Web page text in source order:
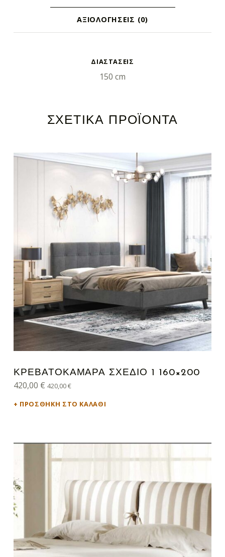
ΑΞΙΟΛΟΓΉΣΕΙΣ (0)
ΔΙΑΣΤΑΣΕΙΣ
150 cm
ΣΧΕΤΙΚΆ ΠΡΟΪΌΝΤΑ
ΚΡΕΒΑΤΟΚΑΜΑΡΑ ΣΧΕΔΙΟ 1 160×200
420,00 € 420,00€
ΠΡΟΣΘΉΚΗ ΣΤΟ ΚΑΛΆΘΙ